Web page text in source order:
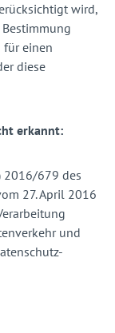
wird,
einen
diese
erkannt:
2016/679 des
27. April 2016
und